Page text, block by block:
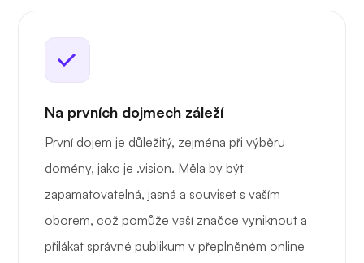
Na prvních dojmech záleží
První dojem je důležitý, zejména při výběru
domény, jako je .vision. Měla by být
zapamatovatelná, jasná a souviset s vaším
oborem, což pomůže vaší značce vyniknout a
přilákat správné publikum v přeplněném online